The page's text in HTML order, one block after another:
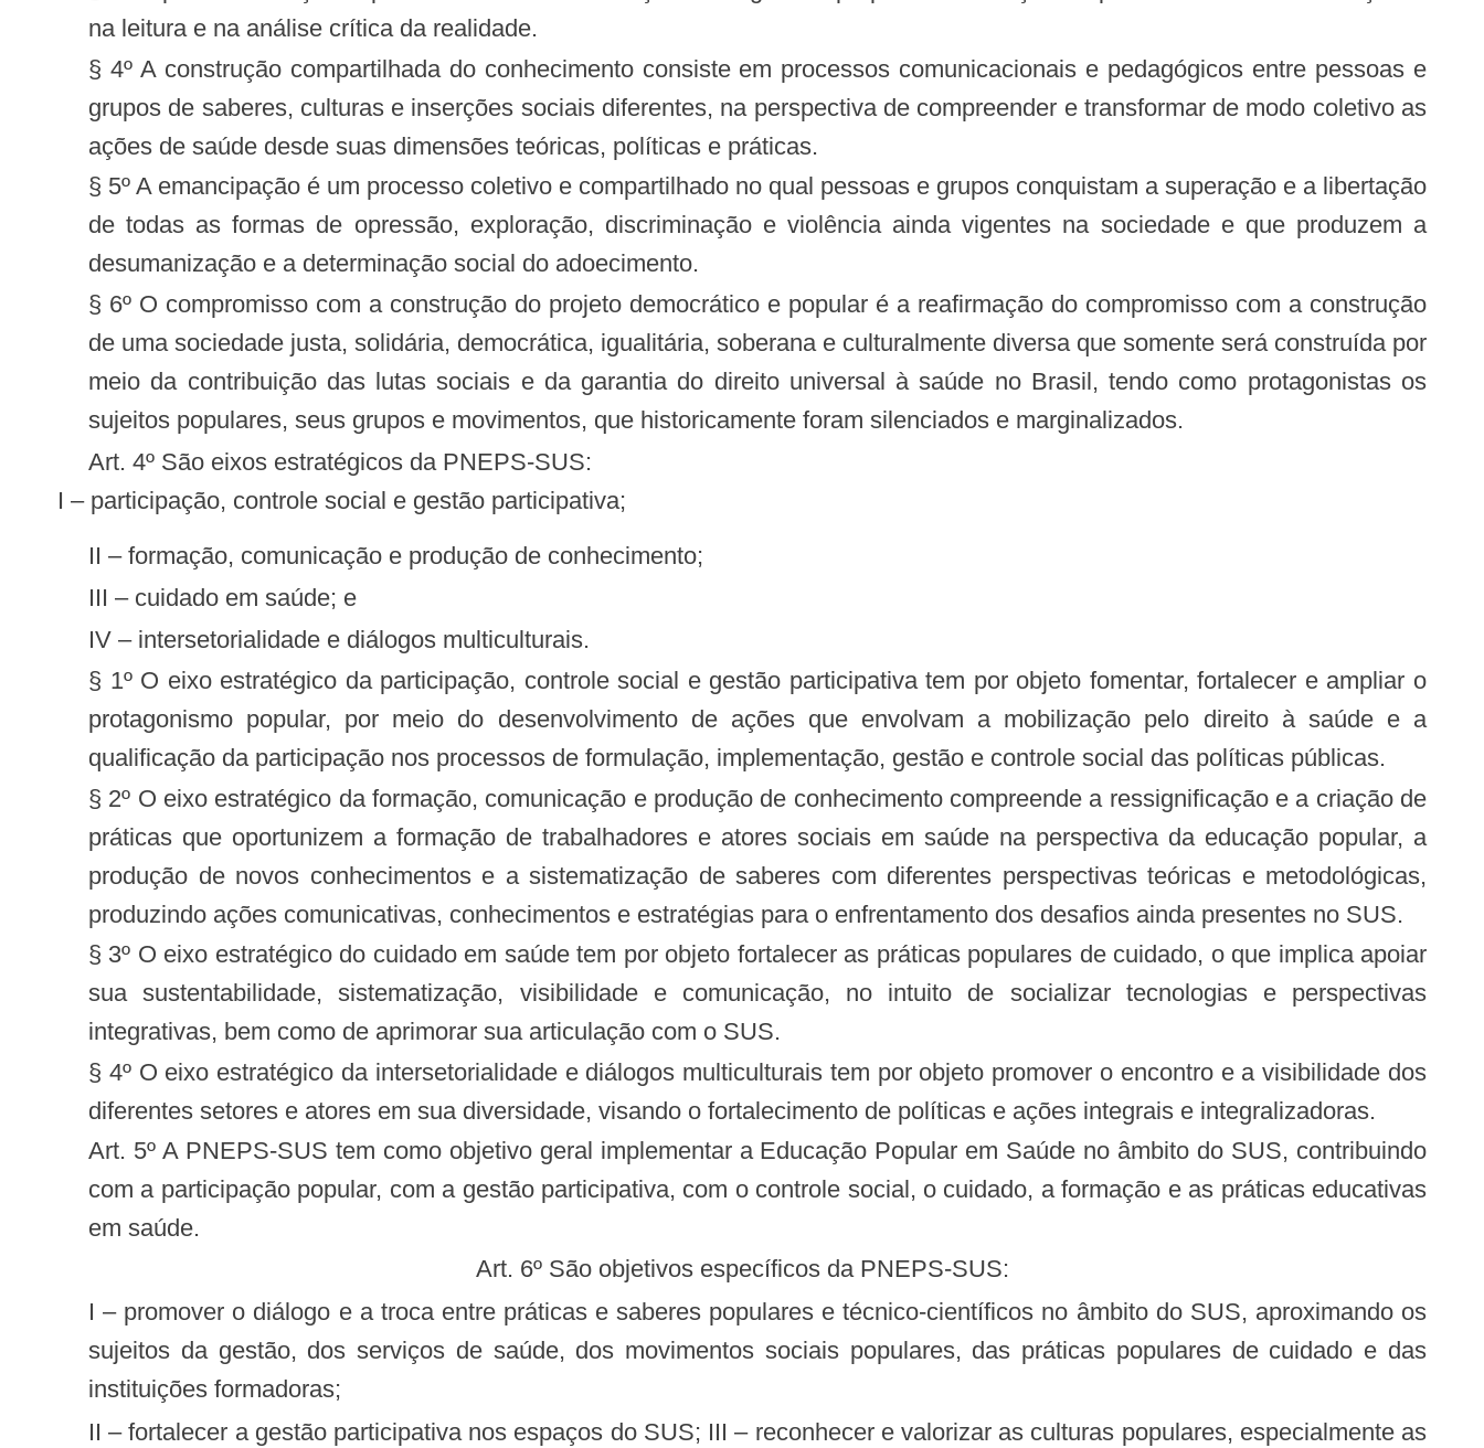
na leitura e na análise crítica da realidade.
§ 4º A construção compartilhada do conhecimento consiste em processos comunicacionais e pedagógicos entre pessoas e
grupos de saberes, culturas e inserções sociais diferentes, na perspectiva de compreender e transformar de modo coletivo as
ações de saúde desde suas dimensões teóricas, políticas e práticas.
§ 5º A emancipação é um processo coletivo e compartilhado no qual pessoas e grupos conquistam a superação e a libertação
de todas as formas de opressão, exploração, discriminação e violência ainda vigentes na sociedade e que produzem a
desumanização e a determinação social do adoecimento.
§ 6º O compromisso com a construção do projeto democrático e popular é a reafirmação do compromisso com a construção
de uma sociedade justa, solidária, democrática, igualitária, soberana e culturalmente diversa que somente será construída por
meio da contribuição das lutas sociais e da garantia do direito universal à saúde no Brasil, tendo como protagonistas os
sujeitos populares, seus grupos e movimentos, que historicamente foram silenciados e marginalizados.
Art. 4º São eixos estratégicos da PNEPS-SUS:
I – participação, controle social e gestão participativa;
II – formação, comunicação e produção de conhecimento;
III – cuidado em saúde; e
IV – intersetorialidade e diálogos multiculturais.
§ 1º O eixo estratégico da participação, controle social e gestão participativa tem por objeto fomentar, fortalecer e ampliar o
protagonismo popular, por meio do desenvolvimento de ações que envolvam a mobilização pelo direito à saúde e a
qualificação da participação nos processos de formulação, implementação, gestão e controle social das políticas públicas.
§ 2º O eixo estratégico da formação, comunicação e produção de conhecimento compreende a ressignificação e a criação de
práticas que oportunizem a formação de trabalhadores e atores sociais em saúde na perspectiva da educação popular, a
produção de novos conhecimentos e a sistematização de saberes com diferentes perspectivas teóricas e metodológicas,
produzindo ações comunicativas, conhecimentos e estratégias para o enfrentamento dos desafios ainda presentes no SUS.
§ 3º O eixo estratégico do cuidado em saúde tem por objeto fortalecer as práticas populares de cuidado, o que implica apoiar
sua sustentabilidade, sistematização, visibilidade e comunicação, no intuito de socializar tecnologias e perspectivas
integrativas, bem como de aprimorar sua articulação com o SUS.
§ 4º O eixo estratégico da intersetorialidade e diálogos multiculturais tem por objeto promover o encontro e a visibilidade dos
diferentes setores e atores em sua diversidade, visando o fortalecimento de políticas e ações integrais e integralizadoras.
Art. 5º A PNEPS-SUS tem como objetivo geral implementar a Educação Popular em Saúde no âmbito do SUS, contribuindo
com a participação popular, com a gestão participativa, com o controle social, o cuidado, a formação e as práticas educativas
em saúde.
Art. 6º São objetivos específicos da PNEPS-SUS:
I – promover o diálogo e a troca entre práticas e saberes populares e técnico-científicos no âmbito do SUS, aproximando os
sujeitos da gestão, dos serviços de saúde, dos movimentos sociais populares, das práticas populares de cuidado e das
instituições formadoras;
II – fortalecer a gestão participativa nos espaços do SUS; III – reconhecer e valorizar as culturas populares, especialmente as